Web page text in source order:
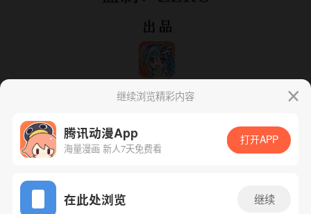
App免费看
下一话
继续浏览精彩内容
腾讯动漫App
海量漫画 新人7天免费看
打开APP
在此处浏览 继续